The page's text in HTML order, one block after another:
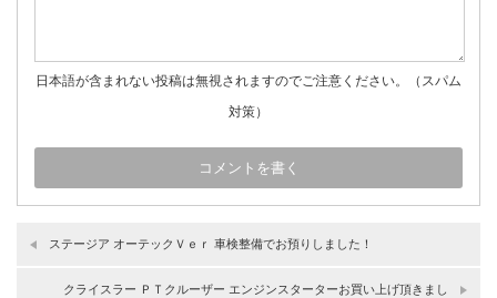
日本語が含まれない投稿は無視されますのでご注意ください。（スパム
対策）
ステージア オーテックＶｅｒ 車検整備でお預りしました！
クライスラー ＰＴクルーザー エンジンスターターお買い上げ頂きまし